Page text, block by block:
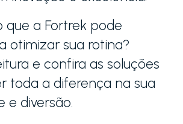
que a Fortrek pode
otimizar sua rotina?
e confira as soluções
toda a diferença na sua
e diversão.